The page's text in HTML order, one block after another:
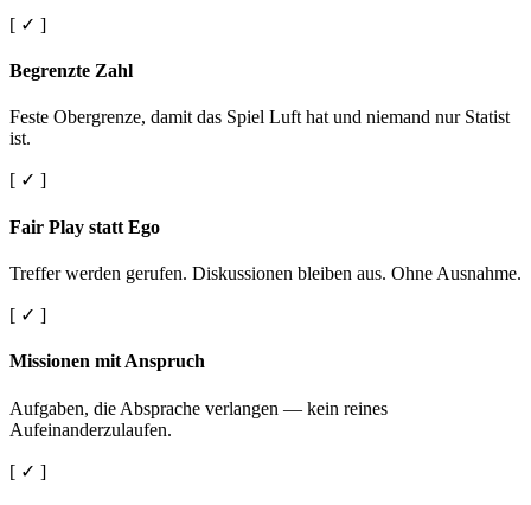
[ ✓ ]
Begrenzte Zahl
Feste Obergrenze, damit das Spiel Luft hat und niemand nur Statist
ist.
[ ✓ ]
Fair Play statt Ego
Treffer werden gerufen. Diskussionen bleiben aus. Ohne Ausnahme.
[ ✓ ]
Missionen mit Anspruch
Aufgaben, die Absprache verlangen — kein reines
Aufeinanderzulaufen.
[ ✓ ]